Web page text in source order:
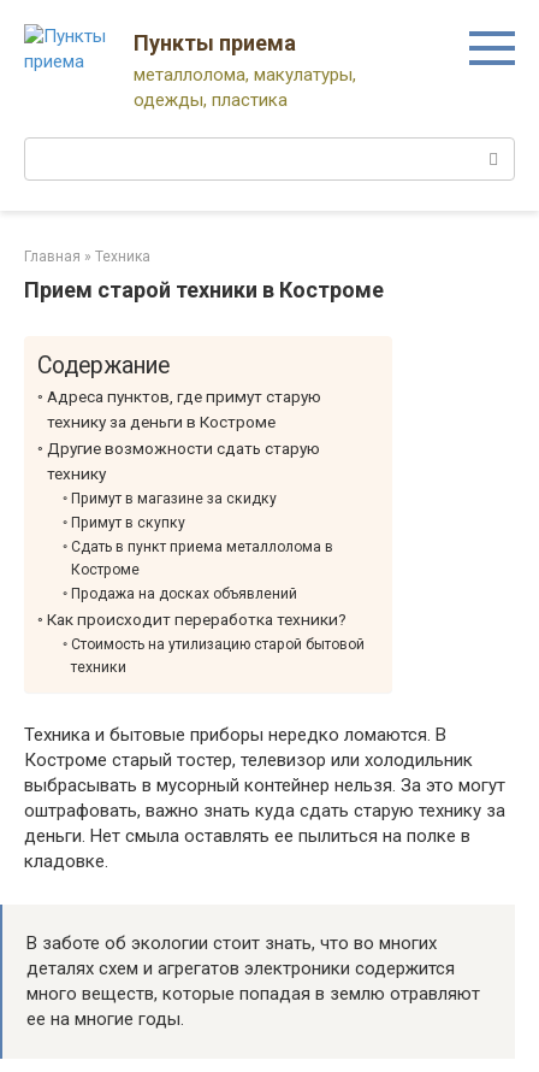
контенту
Пункты приема
металлолома, макулатуры,
одежды, пластика
Поиск:
Главная » Техника
Прием старой техники в Костроме
Содержание
Адреса пунктов, где примут старую
технику за деньги в Костроме
Другие возможности сдать старую
технику
Примут в магазине за скидку
Примут в скупку
Сдать в пункт приема металлолома в
Костроме
Продажа на досках объявлений
Как происходит переработка техники?
Стоимость на утилизацию старой бытовой
техники
Техника и бытовые приборы нередко ломаются. В
Костроме старый тостер, телевизор или холодильник
выбрасывать в мусорный контейнер нельзя. За это могут
оштрафовать, важно знать куда сдать старую технику за
деньги. Нет смыла оставлять ее пылиться на полке в
кладовке.
В заботе об экологии стоит знать, что во многих
деталях схем и агрегатов электроники содержится
много веществ, которые попадая в землю отравляют
ее на многие годы.